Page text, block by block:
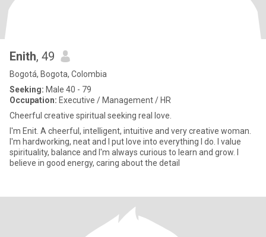
Enith, 49
Bogotá, Bogota, Colombia
Seeking: Male 40 - 79
Occupation: Executive / Management / HR
Cheerful creative spiritual seeking real love.
I'm Enit. A cheerful, intelligent, intuitive and very creative woman.
I'm hardworking, neat and I put love into everything I do. I value
spirituality, balance and I'm always curious to learn and grow. I
believe in good energy, caring about the detail